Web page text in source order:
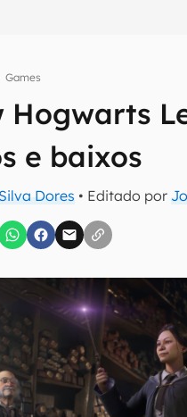
Games
Hogwarts
e baixos
Dores • Editado por
Seu resumo inteligente do
newsletter do Canaltech e
que li, aceito e concordo com